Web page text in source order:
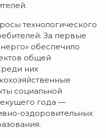
технологического
За первые
обеспечило
общей
них
социальной
года —
оздоровительных